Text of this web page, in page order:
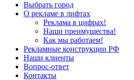
Выбрать город
О рекламе в лифтах
Реклама в цифрах!
Наши преимущества!
Как мы работаем!
Рекламные конструкции РФ
Наши клиенты
Вопрос-ответ
Контакты